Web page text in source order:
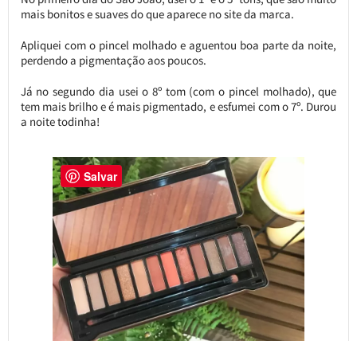
mais bonitos e suaves do que aparece no site da marca.
Apliquei com o pincel molhado e aguentou boa parte da noite,
perdendo a pigmentação aos poucos.
Já no segundo dia usei o 8º tom (com o pincel molhado), que
tem mais brilho e é mais pigmentado, e esfumei com o 7º. Durou
a noite todinha!
Salvar